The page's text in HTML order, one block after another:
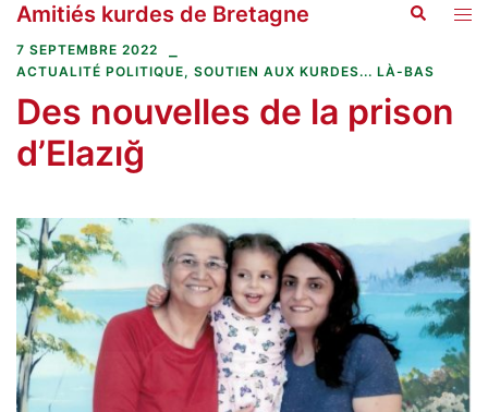
Aller
au
contenu
Amitiés kurdes de Bretagne
7 SEPTEMBRE 2022
ACTUALITÉ POLITIQUE, SOUTIEN AUX KURDES... LÀ-BAS
Des nouvelles de la prison
d’Elazığ